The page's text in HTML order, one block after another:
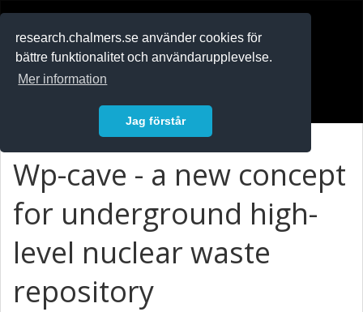
research.chalmers.se använder cookies för
bättre funktionalitet och användarupplevelse.
Mer information
Jag förstår
Wp-cave - a new concept
for underground high-
level nuclear waste
repository